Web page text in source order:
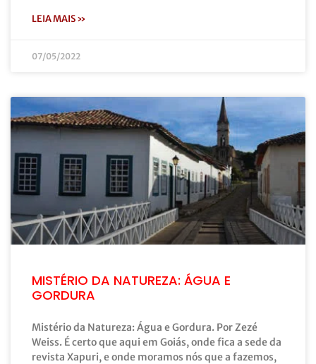
LEIA MAIS »
07/05/2022
MISTÉRIO DA NATUREZA: ÁGUA E
GORDURA
Mistério da Natureza: Água e Gordura. Por Zezé
Weiss. É certo que aqui em Goiás, onde fica a sede da
revista Xapuri, e onde moramos nós que a fazemos,